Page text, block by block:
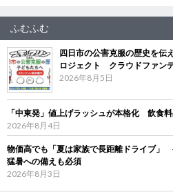
ふむふむ
四日市の公害克服の歴史を伝
ロジェクト クラウドファン
2026年8月5日
「中東発」値上げラッシュが本格化 飲食
2026年8月4日
物価高でも「夏は家族で長距離ドライブ」
猛暑への備えも必須
2026年8月3日